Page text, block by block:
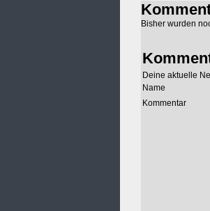
Bisher wurden
Deine aktuelle
Name
Kommentar